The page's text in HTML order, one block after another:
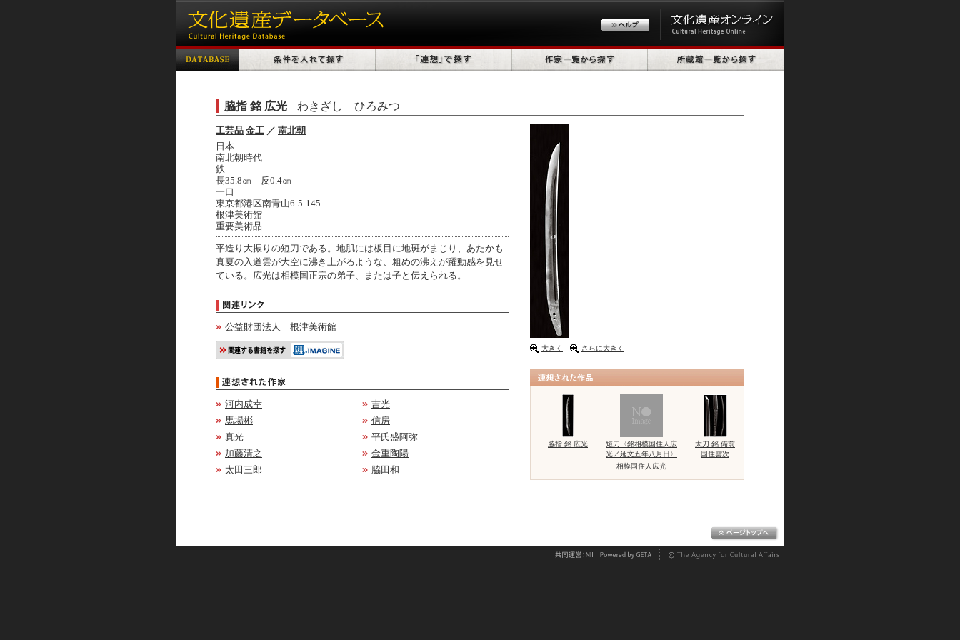
脇指 銘 広光 わきざし ひろみつ
工芸品 金工 ／ 南北朝
日本
南北朝時代
鉄
長35.8㎝ 反0.4㎝
一口
東京都港区南青山6-5-145
根津美術館
重要美術品
平造り大振りの短刀である。地肌には板目に地斑がまじり、あたかも
真夏の入道雲が大空に沸き上がるような、粗めの沸えが躍動感を見せ
ている。広光は相模国正宗の弟子、または子と伝えられる。
公益財団法人 根津美術館
河内成幸
吉光
馬場彬
信房
真光
平氏盛阿弥
加藤清之
金重陶陽
太田三郎
脇田和
大きく さらに大きく
脇指 銘 広光
短刀〈銘相模国住人広
光／延文五年八月日〉
相模国住人広光
太刀 銘 備前
国住雲次